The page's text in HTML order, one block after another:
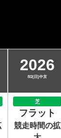
2026
8/2(日)中京
芝
フラット
競走時間の拡